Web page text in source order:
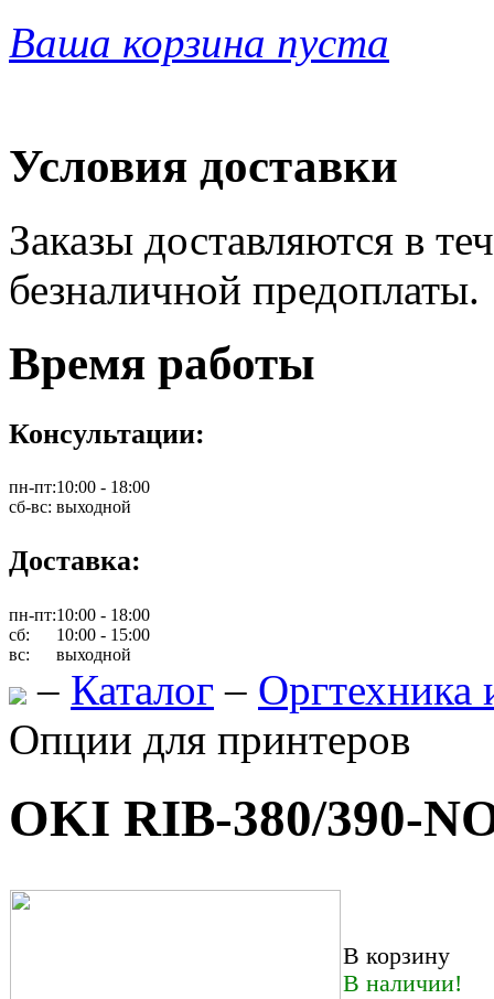
Ваша корзина пуста
Условия доставки
Заказы доставляются в
безналичной предоплаты.
Время работы
Консультации:
пн-пт:10:00 - 18:00
сб-вс: выходной
Доставка:
пн-пт:10:00 - 18:00
сб:
10:00 - 15:00
вс:
выходной
– Каталог – Оргтехника
Опции для принтеров
OKI RIB-380/390-
В корзину
В наличии!